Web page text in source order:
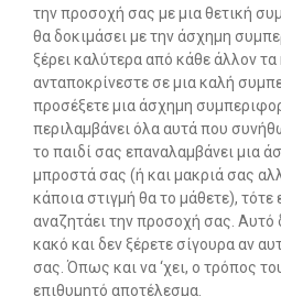
SEARCH BUTTON
την προσοχή σας με μια θετική
θα δοκιμάσει με την άσχημη
ξέρει καλύτερα από κάθε άλλον
ανταποκρίνεστε σε μια καλή
προσέξετε μια άσχημη
περιλαμβάνει όλα αυτά που
το παιδί σας επαναλαμβάνει μια
μπροστά σας (ή και μακριά σας
κάποια στιγμή θα το μάθετε), τότε
αναζητάει την προσοχή σας. Αυτό
κακό και δεν ξέρετε σίγουρα αν
σας. Όπως και να ‘χει, ο τρόπος
επιθυμητό αποτέλεσμα.